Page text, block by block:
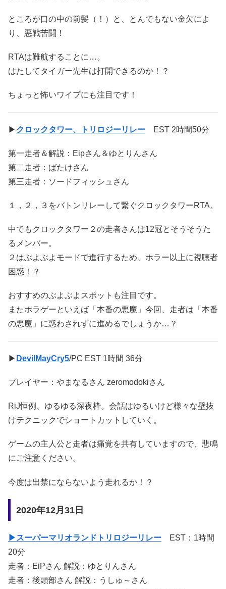
ところが口の中の前髪（！）と、とんでもない金欠によ
り、悪戦苦闘！
RTAは難航することに…。
はたしてタイガー先生は打開できるのか！？
ちょっと怖いワイプにも注目です！
▶ クロックタワー、トリロジーリレー EST 2時間50分
第一走者＆解説：Eipさん＆ゆとりんさん
第二走者：ばたけさん
第三走者：ソードフィッシュさん
１，２，３をバトンリレーして繋ぐクロックタワーRTA。
中でもクロックタワー２の走者さんは12冠とそうそうた
るメンバー。
２はぶよぶよモードで進行するため、ホラー以上に視聴者
困惑！？
おすすめのぶよぶよスポットも注目です。
またホラゲーといえば「本番の悪魔」今回、走者は「本番
の悪魔」に惑わされずに進めるでしょうか…？
▶ DevilMayCry5/PC EST 1時間 36分
プレイヤー：やまなるさん zeromodokiさん
RiJ恒例、ゆるゆる深夜枠。会話はゆるいけど様々な壁抜
けテクニックでショートカットしていく。
ゲームの主人公と走者は痛覚を共有していますので、悲鳴
にご注意ください。
今度は出禁にならないよう走れるか！？
2020年12月31日
▶スーパーマリオランドトリロジーリレー EST：1時間
20分
走者：EiPさん 解説：ゆとりんさん
走者：後頭部さん 解説：うしゅ～さん